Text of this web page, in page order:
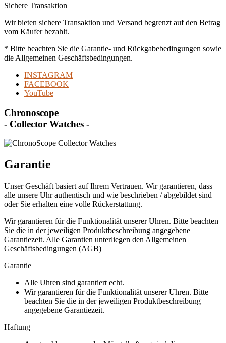
Sichere Transaktion
Wir bieten sichere Transaktion und Versand begrenzt auf den Betrag
vom Käufer bezahlt.
* Bitte beachten Sie die Garantie- und Rückgabebedingungen sowie
die Allgemeinen Geschäftsbedingungen.
INSTAGRAM
FACEBOOK
YouTube
Chronoscope
- Collector Watches -
Garantie
Unser Geschäft basiert auf Ihrem Vertrauen. Wir garantieren, dass
alle unsere Uhr authentisch und wie beschrieben / abgebildet sind
oder Sie erhalten eine volle Rückerstattung.
Wir garantieren für die Funktionalität unserer Uhren. Bitte beachten
Sie die in der jeweiligen Produktbeschreibung angegebene
Garantiezeit. Alle Garantien unterliegen den Allgemeinen
Geschäftsbedingungen (AGB)
Garantie
Alle Uhren sind garantiert echt.
Wir garantieren für die Funktionalität unserer Uhren. Bitte
beachten Sie die in der jeweiligen Produktbeschreibung
angegebene Garantiezeit.
Haftung